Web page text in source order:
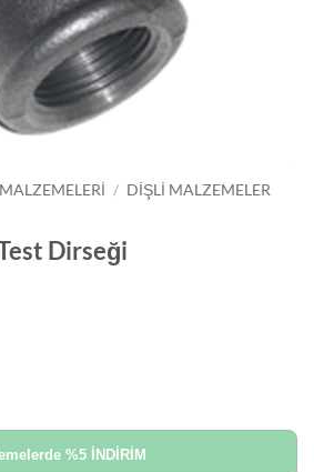
/ DIŞLI MALZEMELER
Dirseği
%5 İNDİRİM